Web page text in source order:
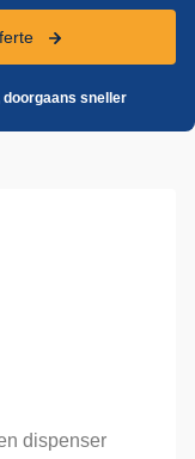
doorgaans sneller
dispenser